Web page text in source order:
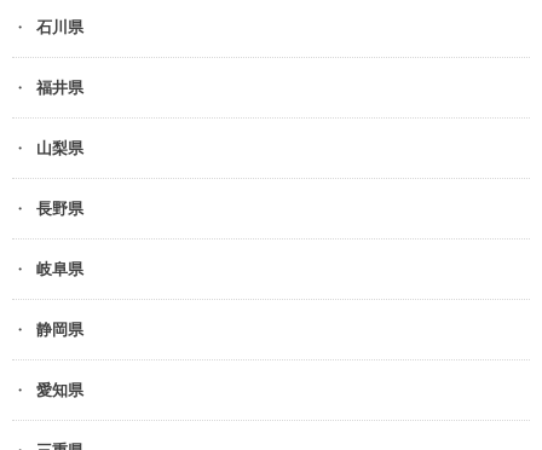
石川県
福井県
山梨県
長野県
岐阜県
静岡県
愛知県